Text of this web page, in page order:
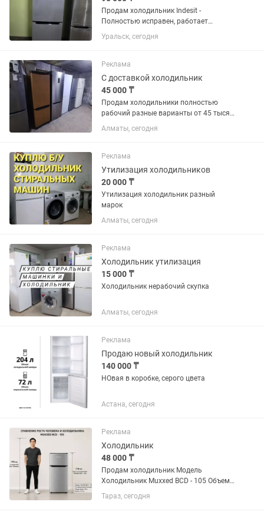
Продам холодильник Indesit -
Полностью исправен, работает
отлично. - Total No Frost —
размораживать не нужно. - Общий
удобный. - Экономичный класс
энергопотребления A. -...
Уральск, сегодня
Реклама
С доставкой холодильник
45 000 ₸
Продам холодильники полностью
рабочий разные варианты от 45 тысяч
Алматы, сегодня
Реклама
Утилизация холодильников
20 000 ₸
Утилизация холодильник разный
марок
Алматы, сегодня
Реклама
Холодильник утилизация
15 000 ₸
Холодильник нерабочий скупка
Алматы, сегодня
Реклама
Продаю новый холодильник
140 000 ₸
НОвая в коробке, серого цвета
Астана, сегодня
Реклама
Холодильник
48 000 ₸
Продам холодильник Модель
Холодильник Muxxed BCD - 105 Объем
Общий полезный объем 105 л
Полезный объем холодильной камеры
Тараз, сегодня